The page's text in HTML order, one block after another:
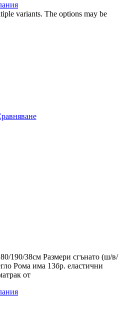
variants. The options may be
190/38см Размери сгънато (ш/в/
Рома има 13бр. еластични
от